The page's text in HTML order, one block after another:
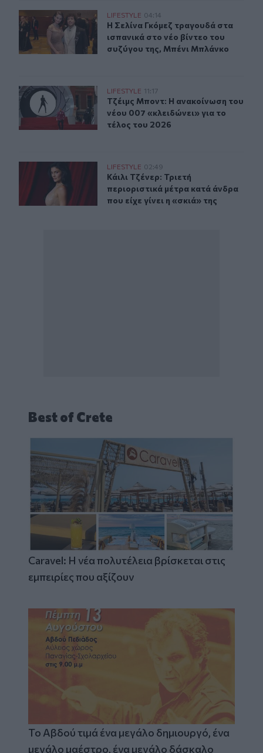
Η Σελίνα Γκόμεζ συμμετέχει στο μουσικό βίντεο
LIFESTYLE 04:14
Η Σελίνα Γκόμεζ τραγουδά στα
Η Σελίνα Γκόμεζ τραγουδά στα
ισπανικά στο νέο βίντεο του
συζύγου της, Μπένι Μπλάνκο
Τζέιμς Μποντ: Η ανακοίνωση του νέου 007 «κλειδώνει»
LIFESTYLE 11:17
Τζέιμς Μποντ: Η ανακοίνωση του
Τζέιμς Μποντ: Η ανακοίνωση του
νέου 007 «κλειδώνει» για το
τέλος του 2026
Κάιλι Τζένερ: Τριετή περιοριστικά μέτρα κατά άνδρα
LIFESTYLE 02:49
Κάιλι Τζένερ: Τριετή περιοριστικά
Κάιλι Τζένερ: Τριετή
περιοριστικά μέτρα κατά άνδρα
που είχε γίνει η «σκιά» της
Best of Crete
Caravel: Η νέα πολυτέλεια βρίσκεται στις
εμπειρίες που αξίζουν
Το Αβδού τιμά ένα μεγάλο δημιουργό, ένα
μεγάλο μαέστρο, ένα μεγάλο δάσκαλο